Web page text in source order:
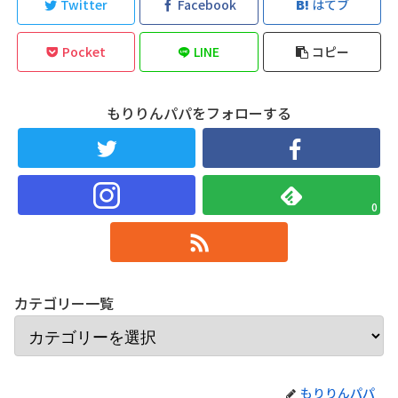
Twitter Facebook はてブ
Pocket LINE コピー
もりりんパパをフォローする
0
カテゴリー一覧
もりりんパパ